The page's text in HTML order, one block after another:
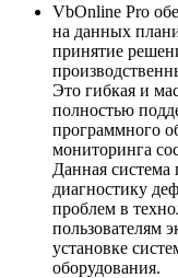
VbOnline Pro
на данных
принятие
Это гибкая и
полностью
программного
мониторинга
Данная система
диагностику
проблем в
пользователям
установке
оборудования.